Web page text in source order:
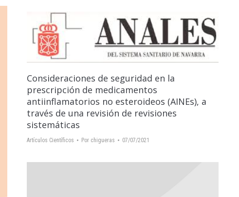
Consideraciones de seguridad en la
prescripción de medicamentos
antiinflamatorios no esteroideos (AINEs), a
través de una revisión de revisiones
sistemáticas
Artículos Científicos Por chigueras 07/07/2021